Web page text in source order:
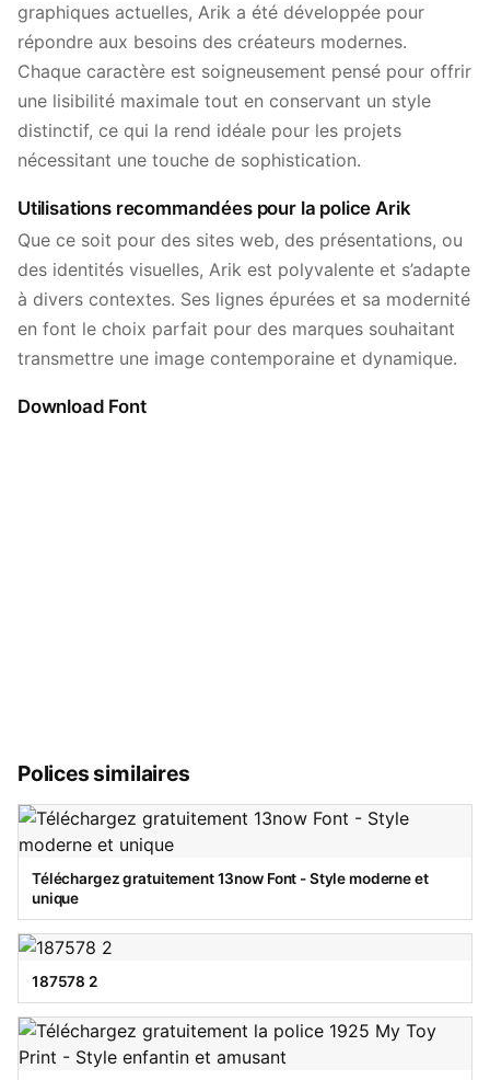
graphiques actuelles, Arik a été développée pour
répondre aux besoins des créateurs modernes.
Chaque caractère est soigneusement pensé pour offrir
une lisibilité maximale tout en conservant un style
distinctif, ce qui la rend idéale pour les projets
nécessitant une touche de sophistication.
Utilisations recommandées pour la police Arik
Que ce soit pour des sites web, des présentations, ou
des identités visuelles, Arik est polyvalente et s’adapte
à divers contextes. Ses lignes épurées et sa modernité
en font le choix parfait pour des marques souhaitant
transmettre une image contemporaine et dynamique.
Download Font
Polices similaires
Téléchargez gratuitement 13now Font - Style moderne et
unique
187578 2